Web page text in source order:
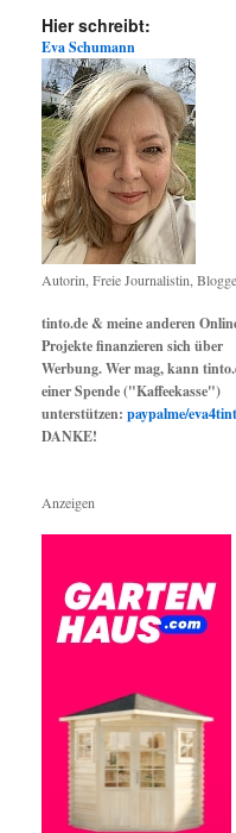
Hier schreibt:
Eva Schumann
Autorin, Freie Journalistin,
tinto.de & meine anderen
Projekte finanzieren sich über
Werbung. Wer mag, kann
einer Spende ("Kaffeekasse")
unterstützen: paypalme/
DANKE!
Anzeigen